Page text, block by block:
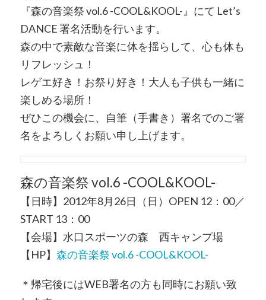
『森の音楽祭 vol.6 -COOL&KOOL-』にて Let’s
DANCE 署名活動を行います。
森の中で素敵な音楽に体を揺らして、心も体も
リフレッシュ！
レゲエ好き！お祭り好き！大人も子供も一緒に
楽しめる場所！
ぜひこの機会に、自筆（手書き）署名でのご署
名をよろしくお願い申し上げます。
森の音楽祭 vol.6 -COOL&KOOL-
【日時】2012年8月26日（日）OPEN 12：00／
START 13：00
【会場】水口スポーツの森 西キャンプ場
【HP】 森の音楽祭 vol.6 -COOL&KOOL-
＊帰宅後にはWEB署名の方も同時にお願い致